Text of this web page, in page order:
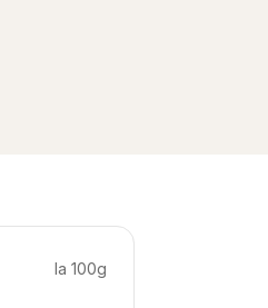
la 100g